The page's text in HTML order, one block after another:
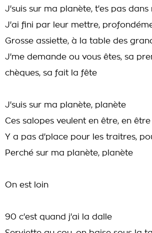
J'suis sur ma planète, t'es pas dans
J'ai fini par leur mettre,
Grosse assiette, à la table des
J'me demande ou vous êtes, sa
chèques, sa fait la fête
J'suis sur ma planète, planète
Ces salopes veulent en être, en être
Y a pas d'place pour les traitres,
Perché sur ma planète, planète
On est loin
90 c'est quand j'ai la dalle